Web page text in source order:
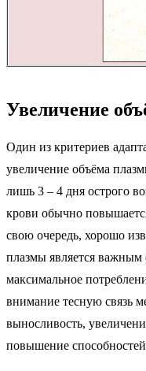
Увеличение
Один из критериев
увеличение объёма
лишь 3 – 4 дня острого
крови обычно
свою очередь, хорошо
плазмы является
максимальное
внимание тесную связь
выносливость,
повышение